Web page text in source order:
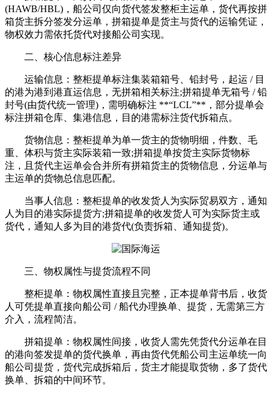
(HAWB/HBL)，船公司仅向货代签发整柜主运单，货代再按拼
箱货主拆分签发分运单，拼箱提单是货主与货代的运输凭证，
物权效力需依托货代对接船公司实现。
二、核心信息标注差异
运输信息：整柜提单标注集装箱箱号、铅封号，起运 / 目
的港为港到港直运信息，无拼箱相关标注;拼箱提单无箱号 / 铅
封号(由货代统一管理)，需明确标注 **“LCL”**，部分提单会
标注拼箱仓库、集港信息，目的港需标注货代拆箱点。
货物信息：整柜提单为单一货主的货物明细，件数、毛
重、体积与货主实际装箱一致;拼箱提单按货主实际货物标
注，且货代主运单会合并所有拼箱货主的货物信息，分运单与
主运单的货物总信息匹配。
当事人信息：整柜提单的收发货人为实际贸易双方，通知
人为目的港实际提货方;拼箱提单的收发货人可为实际货主或
货代，通知人多为目的港货代(负责拆箱、通知提货)。
三、物权属性与提货流程不同
整柜提单：物权属性直接且完整，正本提单背书后，收货
人可凭提单直接向船公司 / 船代办理换单、提货，无需第三方
介入，流程简洁。
拼箱提单：物权属性间接，收货人需先凭货代分运单在目
的港向签发提单的货代换单，再由货代凭船公司主运单统一向
船公司提货，货代完成拆箱后，货主才能提取货物，多了货代
换单、拆箱的中间环节。